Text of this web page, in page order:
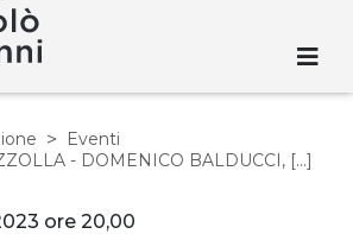
Eventi
- DOMENICO BALDUCCI, [...]
ore 20,00